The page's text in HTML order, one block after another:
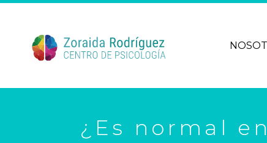
¿Es normal